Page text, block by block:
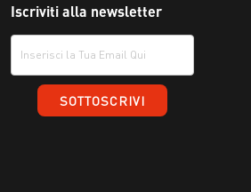
Iscriviti alla newsletter